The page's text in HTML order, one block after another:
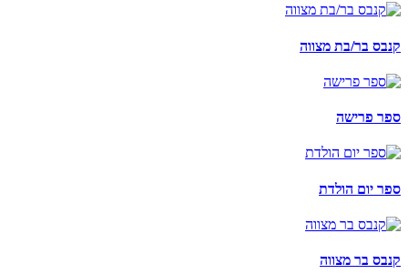
קנבס בר/בת מצווה
ספר פרישה
ספר יום הולדת
קנבס בר מצווה